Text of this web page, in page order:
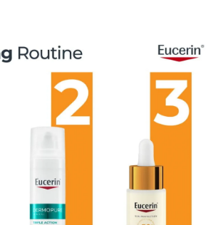
le vieillissement prématuré de la
soleil
l'
Acide Glycyrrhétinique
pour
naturel de réparation de l'ADN
Control avec de la L-
des microparticules absorbant les
matifiant durable.
Anti-pollution contenant les
Pro-vitamine B5 pour aider la peau à
les radicaux libres induits par les